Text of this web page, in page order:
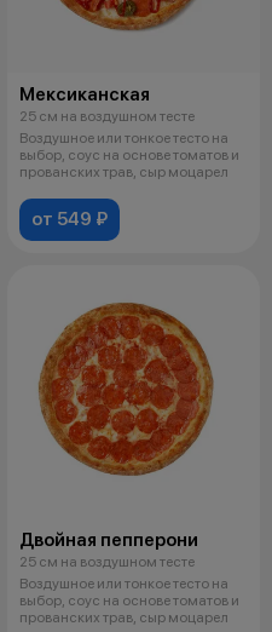
Мексиканская
25 см на воздушном тесте
Воздушное или тонкое тесто на
выбор, соус на основе томатов и
прованских трав, сыр моцарел
от 549 ₽
Двойная пепперони
25 см на воздушном тесте
Воздушное или тонкое тесто на
выбор, соус на основе томатов и
прованских трав, сыр моцарел